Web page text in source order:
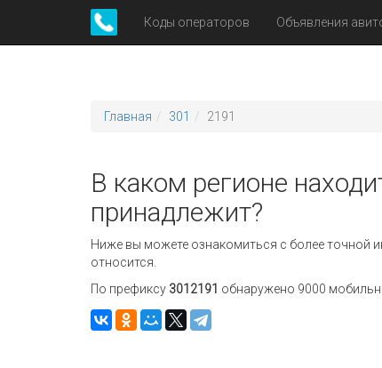
Коды операторов Объявления
Главная 301 2191
В каком регионе
принадлежит?
Ниже вы можете ознакомиться с более точной
относится.
По префиксу 3012191 обнаружено 9000